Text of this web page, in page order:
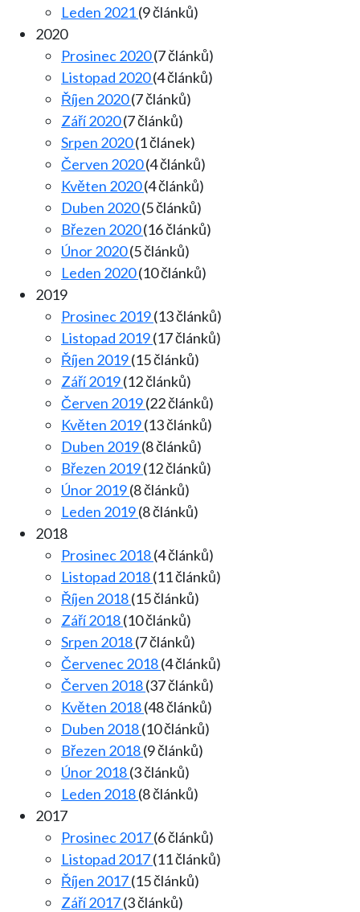
Leden 2021(9 článků)
2020
Prosinec 2020(7 článků)
Listopad 2020(4 článků)
Říjen 2020(7 článků)
Září 2020(7 článků)
Srpen 2020(1 článek)
Červen 2020(4 článků)
Květen 2020(4 článků)
Duben 2020(5 článků)
Březen 2020(16 článků)
Únor 2020(5 článků)
Leden 2020(10 článků)
2019
Prosinec 2019(13 článků)
Listopad 2019(17 článků)
Říjen 2019(15 článků)
Září 2019(12 článků)
Červen 2019(22 článků)
Květen 2019(13 článků)
Duben 2019(8 článků)
Březen 2019(12 článků)
Únor 2019(8 článků)
Leden 2019(8 článků)
2018
Prosinec 2018(4 článků)
Listopad 2018(11 článků)
Říjen 2018(15 článků)
Září 2018(10 článků)
Srpen 2018(7 článků)
Červenec 2018(4 článků)
Červen 2018(37 článků)
Květen 2018(48 článků)
Duben 2018(10 článků)
Březen 2018(9 článků)
Únor 2018(3 článků)
Leden 2018(8 článků)
2017
Prosinec 2017(6 článků)
Listopad 2017(11 článků)
Říjen 2017(15 článků)
Září 2017(3 článků)